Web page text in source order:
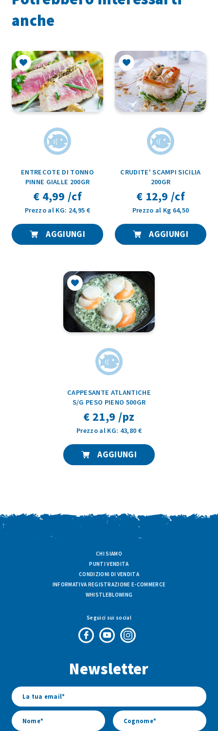
anche
ENTRECOTE DI TONNO
PINNE GIALLE 200GR
€ 4,99 /cf
Prezzo al KG: 24,95 €
AGGIUNGI
CRUDITE' SCAMPI SICILIA
200GR
€ 12,9 /cf
Prezzo al Kg 64,50
AGGIUNGI
CAPPESANTE ATLANTICHE
S/G PESO PIENO 500GR
€ 21,9 /pz
Prezzo al KG: 43,80 €
AGGIUNGI
CHI SIAMO
PUNTI VENDITA
CONDIZIONI DI VENDITA
INFORMATIVA REGISTRAZIONE E-COMMERCE
WHISTLEBLOWING
Seguici sui social
di
di
di
Newsletter